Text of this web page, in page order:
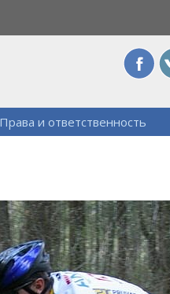
Права и ответственность